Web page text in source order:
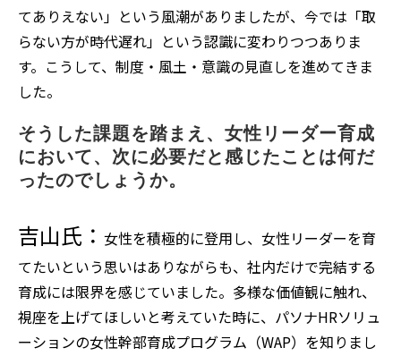
てありえない」という風潮がありましたが、今では「取
らない方が時代遅れ」という認識に変わりつつありま
す。こうして、制度・風土・意識の見直しを進めてきま
した。
そうした課題を踏まえ、女性リーダー育成
において、次に必要だと感じたことは何だ
ったのでしょうか。
吉山氏： 女性を積極的に登用し、女性リーダーを育
てたいという思いはありながらも、社内だけで完結する
育成には限界を感じていました。多様な価値観に触れ、
視座を上げてほしいと考えていた時に、パソナHRソリュ
ーションの女性幹部育成プログラム（WAP）を知りまし